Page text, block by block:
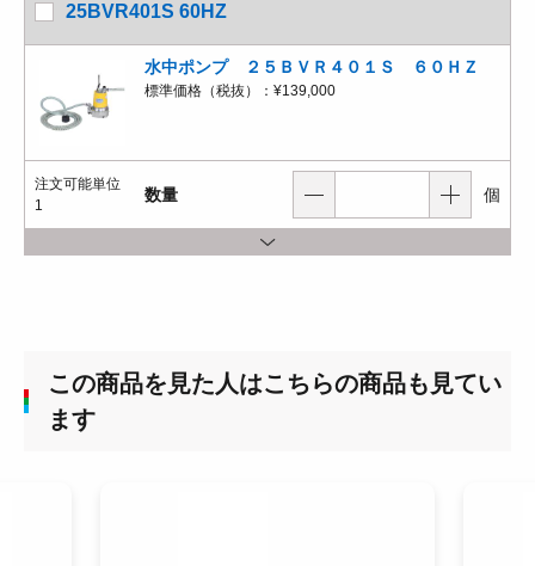
25BVR401S 60HZ
水中ポンプ ２５ＢＶＲ４０１Ｓ ６０ＨＺ
標準価格（税抜）： ¥139,000
注文可能単位
1
数量 個
この商品を見た人はこちらの商品も見てい
ます